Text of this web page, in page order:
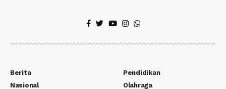
Berita
Nasional
Pendidikan
Olahraga